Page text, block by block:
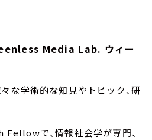
Media Lab. ウィー
な学術的な知見やトピック、研
で、情報社会学が専門、